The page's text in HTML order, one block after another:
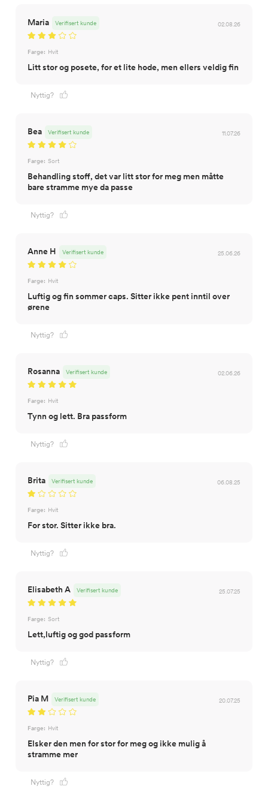
Maria 02.08.26
Verifisert kunde
Farge: Hvit
Litt stor og posete, for et lite hode, men ellers veldig fin
Nyttig?
Bea 11.07.26
Verifisert kunde
Farge: Sort
Behandling stoff, det var litt stor for meg men måtte
bare stramme mye da passe
Nyttig?
Anne H 25.06.26
Verifisert kunde
Farge: Hvit
Luftig og fin sommer caps. Sitter ikke pent inntil over
ørene
Nyttig?
Rosanna 02.06.26
Verifisert kunde
Farge: Hvit
Tynn og lett. Bra passform
Nyttig?
Brita 06.08.25
Verifisert kunde
Farge: Hvit
For stor. Sitter ikke bra.
Nyttig?
Elisabeth A 25.07.25
Verifisert kunde
Farge: Sort
Lett,luftig og god passform
Nyttig?
Pia M 20.07.25
Verifisert kunde
Farge: Hvit
Elsker den men for stor for meg og ikke mulig å
stramme mer
Nyttig?